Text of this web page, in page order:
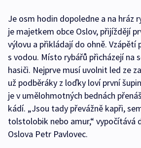
Je osm hodin dopoledne a na hráz
je majetkem obce Oslov, přijíždějí
výlovu a přikládají do ohně.
s vodou. Místo rybářů přicházejí na
hasiči. Nejprve musí uvolnit led ze
už podběráky z loďky loví první
je v umělohmotných bednách
kádí. „Jsou tady převážně kapři,
tolstolobik nebo amur,“ vypočítává
Oslova Petr Pavlovec.